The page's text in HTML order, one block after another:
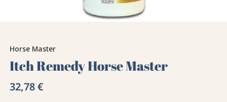
Horse Master
Itch Remedy Horse Master
32,78 €